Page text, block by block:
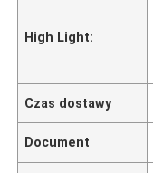
High Light:
Czas dostawy
Document